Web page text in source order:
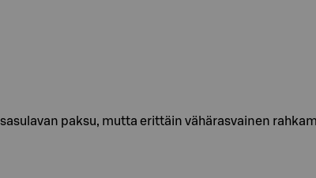
paksu, mutta erittäin vähärasvainen